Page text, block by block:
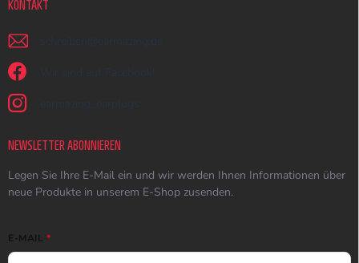
KONTAKT
schreiben @ earmazing.de
Wir sind auf Facebook!
earmazing_earplugs
NEWSLETTER ABONNIEREN
Legen Sie Ihre E-Mail ein und wir werden Ihnen Informationen über
neue Produkte in unserem E-Shop zusenden.
E-MAIL